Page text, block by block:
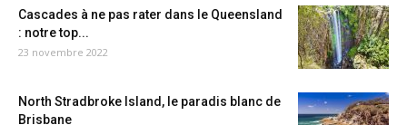
Cascades à ne pas rater dans le Queensland
: notre top...
23 novembre 2022
North Stradbroke Island, le paradis blanc de
Brisbane